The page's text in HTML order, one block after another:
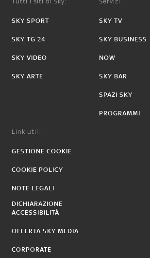
SKY SPORT
SKY TG 24
SKY VIDEO
SKY ARTE
SKY TV
SKY BUSINESS
NOW
SKY BAR
SPAZI SKY
PROGRAMMI
Link utili:
GESTIONE COOKIE
COOKIE POLICY
NOTE LEGALI
DICHIARAZIONE
ACCESSIBILITÀ
OFFERTA SKY MEDIA
CORPORATE